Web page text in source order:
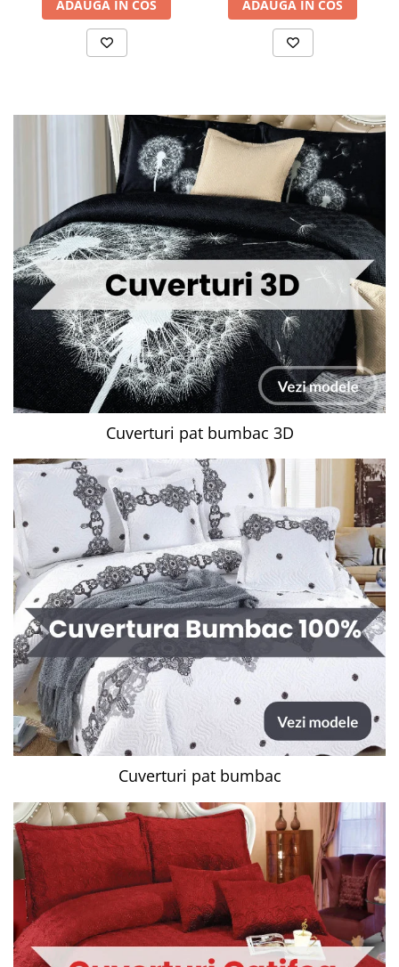
ADAUGA IN COS ADAUGA IN COS
Cuverturi pat bumbac 3D
Cuverturi pat bumbac